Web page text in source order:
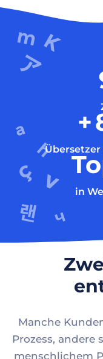
+
in
Manche
Prozess, andere
menschlichem